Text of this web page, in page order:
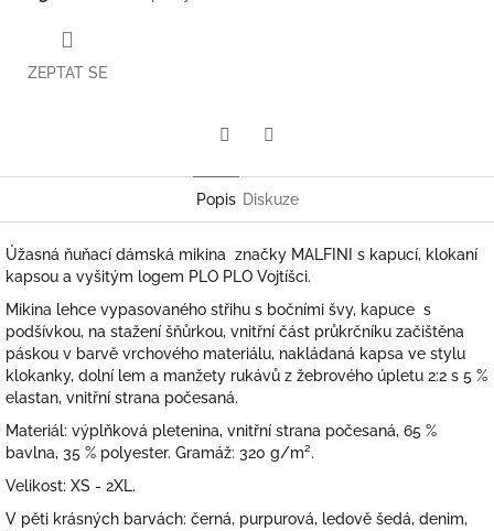
ZEPTAT SE
Popis Diskuze
Úžasná ňuňací dámská mikina značky MALFINI s kapucí, klokaní
kapsou a vyšitým logem PLO PLO Vojtíšci.
Mikina lehce vypasovaného střihu s bočními švy, kapuce s
podšívkou, na stažení šňůrkou, vnitřní část průkrčníku začištěna
páskou v barvě vrchového materiálu, nakládaná kapsa ve stylu
klokanky, dolní lem a manžety rukávů z žebrového úpletu 2:2 s 5 %
elastan, vnitřní strana počesaná.
Materiál: výplňková pletenina, vnitřní strana počesaná, 65 %
bavlna, 35 % polyester. Gramáž: 320 g/m².
Velikost: XS - 2XL.
V pěti krásných barvách: černá, purpurová, ledově šedá, denim,